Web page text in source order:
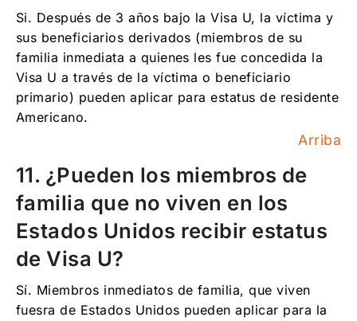
Si. Después de 3 años bajo la Visa U, la víctima y
sus beneficiarios derivados (miembros de su
familia inmediata a quienes les fue concedida la
Visa U a través de la víctima o beneficiario
primario) pueden aplicar para estatus de residente
Americano.
Arriba
11. ¿Pueden los miembros de
familia que no viven en los
Estados Unidos recibir estatus
de Visa U?
Sí. Miembros inmediatos de familia, que viven
fuesra de Estados Unidos pueden aplicar para la